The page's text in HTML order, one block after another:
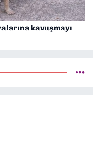
kavuşmayı